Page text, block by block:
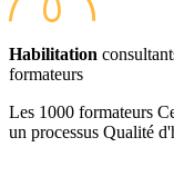
Habilitation
formateurs
Les 1000 formateurs
un processus Qualité